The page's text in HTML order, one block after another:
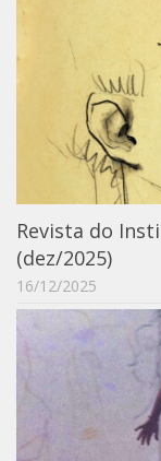
Biblioteca
Sobre
Dedalus
Red
Coleção de
Sobre
Revista do
(dez/2025)
16/12/2025